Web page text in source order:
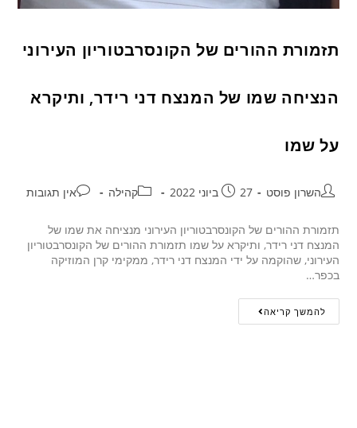
תזמורת ההורים של הקונסרבטוריון העירוני
הנציחה שמו של המנצח דני רידר, ותיקרא
על שמו
השרון פוסט 27 ביוני 2022 קהילה אין תגובות
תזמורת ההורים של הקונסרבטוריון העירוני מנציחה את שמו של
המנצח דני רידר, ותיקרא על שמו תזמורת ההורים של הקונסרבטוריון
העירוני, שהוקמה על ידי המנצח דני רידר, ממקימי קרן המוזיקה
בכפר…
להמשך קריאה